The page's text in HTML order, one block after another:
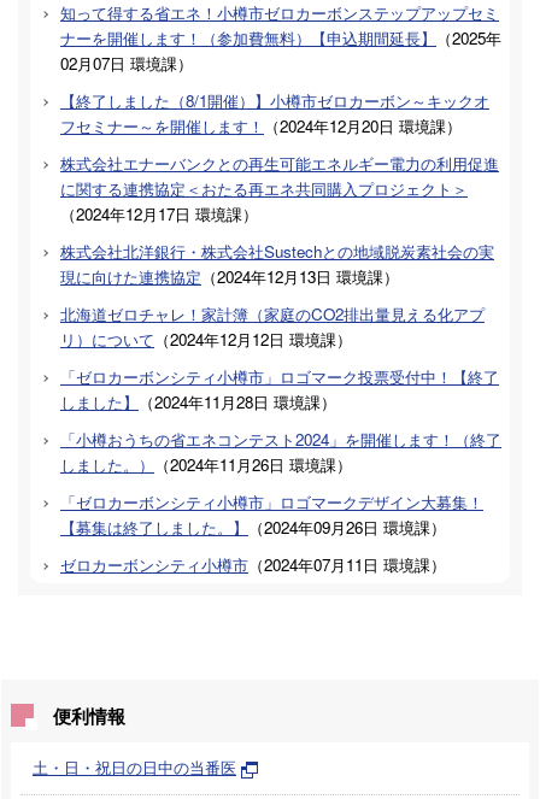
知って得する省エネ！小樽市ゼロカーボンステップアップセミ
ナーを開催します！（参加費無料）【申込期間延長】
（2025年
02月07日 環境課）
【終了しました（8/1開催）】小樽市ゼロカーボン～キックオ
フセミナー～を開催します！
（2024年12月20日 環境課）
株式会社エナーバンクとの再生可能エネルギー電力の利用促進
に関する連携協定＜おたる再エネ共同購入プロジェクト＞
（2024年12月17日 環境課）
株式会社北洋銀行・株式会社Sustechとの地域脱炭素社会の実
現に向けた連携協定 （2024年12月13日 環境課）
北海道ゼロチャレ！家計簿（家庭のCO2排出量見える化アプ
リ）について （2024年12月12日 環境課）
「ゼロカーボンシティ小樽市」ロゴマーク投票受付中！【終了
しました】
（2024年11月28日 環境課）
「小樽おうちの省エネコンテスト2024」を開催します！（終了
しました。）
（2024年11月26日 環境課）
「ゼロカーボンシティ小樽市」ロゴマークデザイン大募集！
【募集は終了しました。】
（2024年09月26日 環境課）
ゼロカーボンシティ小樽市 （2024年07月11日 環境課）
便利情報
土・日・祝日の日中の当番医